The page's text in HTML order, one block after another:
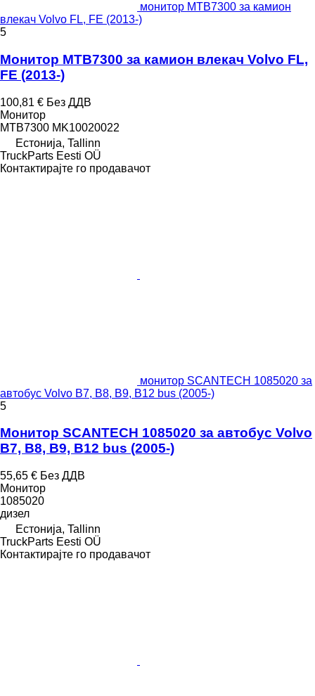
монитор MTB7300 за камион
влекач Volvo FL, FE (2013-)
5
Монитор MTB7300 за камион влекач Volvo FL,
FE (2013-)
100,81 € Без ДДВ
Монитор
MTB7300 MK10020022
Естонија, Tallinn
TruckParts Eesti OÜ
Контактирајте го продавачот
монитор SCANTECH 1085020 за
автобус Volvo B7, B8, B9, B12 bus (2005-)
5
Монитор SCANTECH 1085020 за автобус Volvo
B7, B8, B9, B12 bus (2005-)
55,65 € Без ДДВ
Монитор
1085020
дизел
Естонија, Tallinn
TruckParts Eesti OÜ
Контактирајте го продавачот